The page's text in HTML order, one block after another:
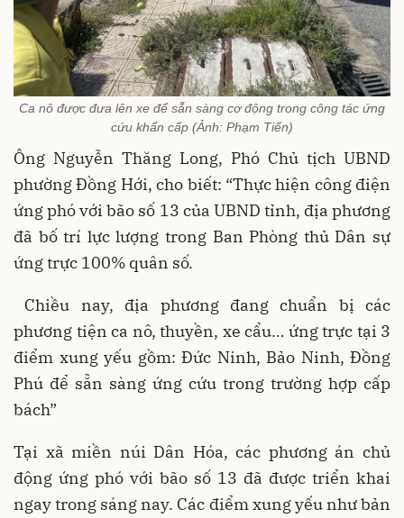
Ca nô được đưa lên xe để sẵn sàng cơ động trong công tác ứng
cứu khẩn cấp (Ảnh: Phạm Tiến)
Ông Nguyễn Thăng Long, Phó Chủ tịch UBND
phường Đồng Hới, cho biết: “Thực hiện công điện
ứng phó với bão số 13 của UBND tỉnh, địa phương
đã bố trí lực lượng trong Ban Phòng thủ Dân sự
ứng trực 100% quân số.
Chiều nay, địa phương đang chuẩn bị các
phương tiện ca nô, thuyền, xe cẩu… ứng trực tại 3
điểm xung yếu gồm: Đức Ninh, Bảo Ninh, Đồng
Phú để sẵn sàng ứng cứu trong trường hợp cấp
bách”
Tại xã miền núi Dân Hóa, các phương án chủ
động ứng phó với bão số 13 đã được triển khai
ngay trong sáng nay. Các điểm xung yếu như bản